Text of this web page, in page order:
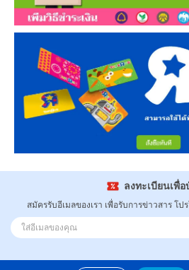
ลงทะเบียนเพื่
สมัครรับอีเมลของเรา เพื่อรับการข่าวสาร โ